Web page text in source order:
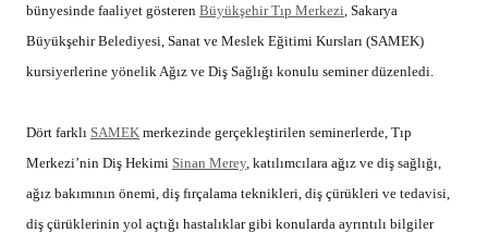
bünyesinde faaliyet gösteren Büyükşehir Tıp Merkezi , Sakarya
Büyükşehir Belediyesi, Sanat ve Meslek Eğitimi Kursları (SAMEK)
kursiyerlerine yönelik Ağız ve Diş Sağlığı konulu seminer düzenledi.
Dört farklı SAMEK merkezinde gerçekleştirilen seminerlerde, Tıp
Merkezi’nin Diş Hekimi Sinan Merey, katılımcılara ağız ve diş sağlığı,
ağız bakımının önemi, diş fırçalama teknikleri, diş çürükleri ve tedavisi,
diş çürüklerinin yol açtığı hastalıklar gibi konularda ayrıntılı bilgiler